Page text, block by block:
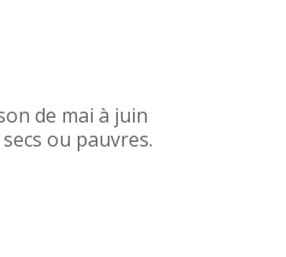
de mai à juin
ou pauvres.